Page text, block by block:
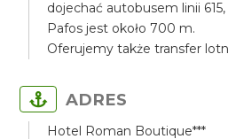
dojechać autobusem linii
Pafos jest około 700 m.
Oferujemy także transfer
ADRES
Hotel Roman Boutique***